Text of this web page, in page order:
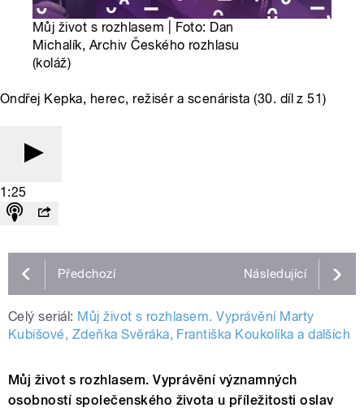
Můj život s rozhlasem | Foto: Dan
Michalík, Archiv Českého rozhlasu
(koláž)
Ondřej Kepka, herec, režisér a scenárista (30. díl z 51)
1:25
Předchozí Následující
Celý seriál: Můj život s rozhlasem. Vyprávění Marty
Kubišové, Zdeňka Svěráka, Františka Koukolíka a dalších
Můj život s rozhlasem. Vyprávění významných
osobností společenského života u příležitosti oslav